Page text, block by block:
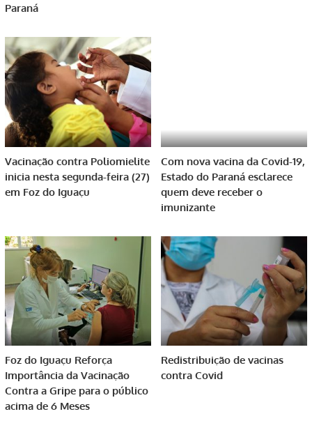
Paraná
Vacinação contra Poliomielite
inicia nesta segunda-feira (27)
em Foz do Iguaçu
Com nova vacina da Covid-19,
Estado do Paraná esclarece
quem deve receber o
imunizante
Foz do Iguaçu Reforça
Importância da Vacinação
Contra a Gripe para o público
acima de 6 Meses
Redistribuição de vacinas
contra Covid